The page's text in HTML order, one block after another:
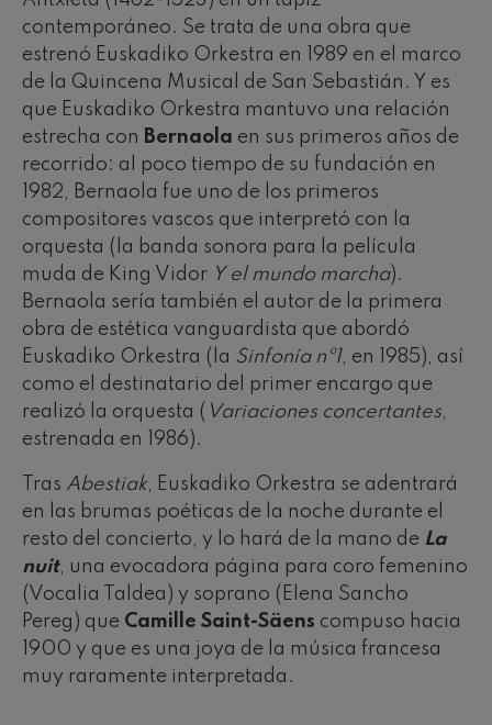
contemporáneo. Se trata de una obra que
estrenó Euskadiko Orkestra en 1989 en el marco
de la Quincena Musical de San Sebastián. Y es
que Euskadiko Orkestra mantuvo una relación
estrecha con Bernaola en sus primeros años de
recorrido: al poco tiempo de su fundación en
1982, Bernaola fue uno de los primeros
compositores vascos que interpretó con la
orquesta (la banda sonora para la película
muda de King Vidor Y el mundo marcha).
Bernaola sería también el autor de la primera
obra de estética vanguardista que abordó
Euskadiko Orkestra (la Sinfonía nº1, en 1985), así
como el destinatario del primer encargo que
realizó la orquesta ( Variaciones concertantes,
estrenada en 1986).
Tras Abestiak, Euskadiko Orkestra se adentrará
en las brumas poéticas de la noche durante el
resto del concierto, y lo hará de la mano de La
nuit, una evocadora página para coro femenino
(Vocalia Taldea) y soprano (Elena Sancho
Pereg) que Camille Saint-Säens compuso hacia
1900 y que es una joya de la música francesa
muy raramente interpretada.